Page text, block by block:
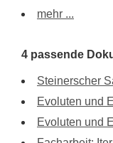
mehr ...
4 passende
Steinerscher
Evoluten und
Evoluten und